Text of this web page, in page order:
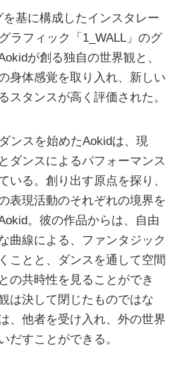
基に構成したインスタレー
ラフィック「1_WALL」のグ
が創る独自の世界観と、
身体感覚を取り入れ、新しい
スタンスが高く評価された。
ンスを始めたAokidは、現
ダンスによるパフォーマンス
いる。創り出す原点を探り、
表現活動のそれぞれの境界を
。彼の作品からは、自由
曲線による、ファンタジック
ことと、ダンスを通して空間
の共時性を見ることができ
は決して閉じたものではな
、他者を受け入れ、外の世界
だすことができる。